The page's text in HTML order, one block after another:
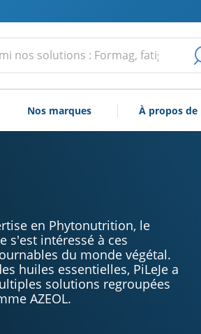
Nos marques À propos de
en Phytonutrition, le
s'est intéressé à ces
du monde végétal.
huiles essentielles, PiLeJe a
solutions regroupées
AZEOL.